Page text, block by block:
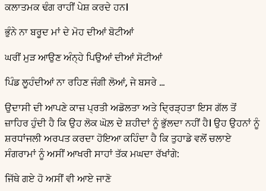
ਕਲਾਤਮਕ ਢੰਗ ਰਾਹੀਂ ਪੇਸ਼ ਕਰਦੇ ਹਨ।
ਭੁੰਨੇ ਨਾ ਬਰੂਦ ਮਾਂ ਦੇ ਮੋਹ ਦੀਆਂ ਬੋਟੀਆਂ
ਘਰੀਂ ਮੁੜ ਆਉਣ ਅੰਨ੍ਹੇ ਪਿਉਆਂ ਦੀਆਂ ਸੋਟੀਆਂ
ਪਿੰਡ ਲੂਹੰਦੀਆਂ ਨਾ ਰਹਿਣ ਜੰਗੀ ਲੋਆਂ, ਜੇ ਬਸਰੇ …
ਉਦਾਸੀ ਦੀ ਆਪਣੇ ਕਾਜ਼ ਪ੍ਰਤੀ ਅਡੋਲਤਾ ਅਤੇ ਦ੍ਰਿੜ੍ਹਤਾ ਇਸ ਗੱਲ ਤੋਂ
ਜ਼ਾਹਿਰ ਹੁੰਦੀ ਹੈ ਕਿ ਉਹ ਲੋਕ ਘੋਲ਼ ਦੇ ਸ਼ਹੀਦਾਂ ਨੂੰ ਭੁੱਲਦਾ ਨਹੀਂ ਹੈ। ਉਹ ਉਹਨਾਂ ਨੂੰ
ਸ਼ਰਧਾਂਜਲੀ ਅਰਪਤ ਕਰਦਾ ਹੋਇਆ ਕਹਿੰਦਾ ਹੈ ਕਿ ਤੁਹਾਡੇ ਵਲੋਂ ਚਲਾਏ
ਸੰਗਰਾਮਾਂ ਨੂੰ ਅਸੀਂ ਆਖਰੀ ਸਾਹਾਂ ਤੱਕ ਮਘਦਾ ਰੱਖਾਂਗੇ:
ਜਿੱਥੇ ਗਏ ਹੋ ਅਸੀਂ ਵੀ ਆਏ ਜਾਣੋ